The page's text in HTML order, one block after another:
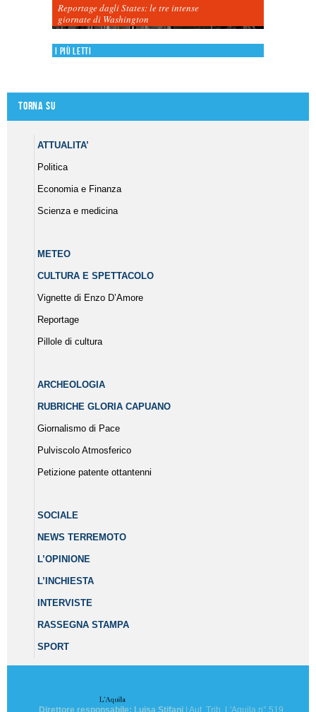
Reportage dagli States: le tre intense
giornate di Washington
I più letti
Torna su
ATTUALITA’
Politica
Economia e Finanza
Scienza e medicina
METEO
CULTURA E SPETTACOLO
Vignette di Enzo D’Amore
Reportage
Pillole di cultura
ARCHEOLOGIA
RUBRICHE GLORIA CAPUANO
Giornalismo di Pace
Pulviscolo Atmosferico
Petizione patente ottantenni
SOCIALE
NEWS TERREMOTO
L’OPINIONE
L’INCHIESTA
INTERVISTE
RASSEGNA STAMPA
SPORT
Direttore responsabile: Luisa Stifani | Aut. Trib. L'Aquila n° 519